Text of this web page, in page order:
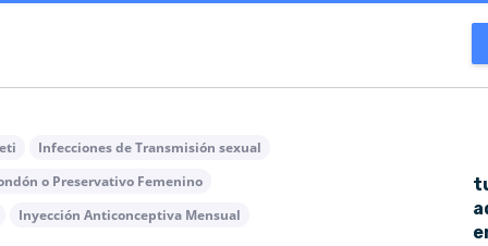
Infecciones de Transmisión sexual
o Preservativo Femenino
Inyección Anticonceptiva Mensual